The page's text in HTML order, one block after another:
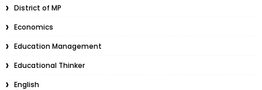
District of MP
Economics
Education Management
Educational Thinker
English